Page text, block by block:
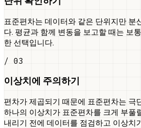
표준편차는 데이터와 같은 단위지만 분
다. 평균과 함께 변동을 보고할 때는 보
한 선택입니다.
/ 03
이상치에 주의하기
편차가 제곱되기 때문에 표준편차는 극
하나의 이상치가 표준편차를 크게 부풀
내리기 전에 데이터를 점검하고 이상치